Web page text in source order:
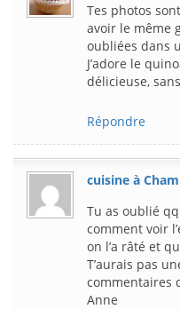
Tes photos
avoir le même
oubliées dans
J’adore le
délicieuse,
Répondre
cuisine à
Tu as oublié
comment voir
on l’a râté et
T’aurais pas
commentaires
Anne